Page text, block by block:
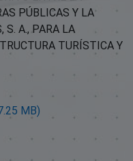
PÚBLICAS Y LA
A., PARA LA
TURÍSTICA Y
MB)